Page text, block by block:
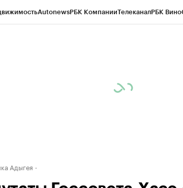
AutonewsРБК КомпанииТелеканалРБК Вино
Адыгея